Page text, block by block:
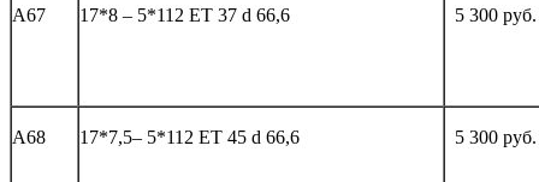
А67 17*8 – 5*112 ЕТ 37 d 66,6 5 300 руб.
А68 17*7,5– 5*112 ЕТ 45 d 66,6 5 300 руб.